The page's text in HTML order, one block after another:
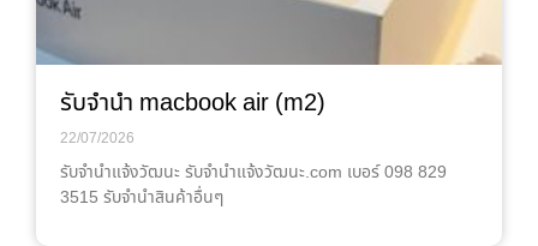
รับจำนำ macbook air (m2)
22/07/2026
รับจํานําแจ้งวัฒนะ รับจํานําแจ้งวัฒนะ.com เบอร์ 098 829
3515 รับจำนำสินค้าอื่นๆ